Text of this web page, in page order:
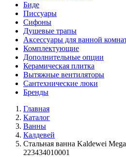
Биде
Писсуары
Сифоны
Душевые трапы
Аксессуары для ванной
Комплектующие
Дополнительные опции
Керамическая плитка
Вытяжные вентиляторы
Сантехнические люки
Бренды
Главная
Каталог
Ванны
Калдевей
Стальная ванна Kaldewei
223434010001